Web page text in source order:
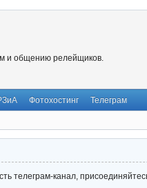
и общению релейщиков.
Фотохостинг Телеграм
телеграм-канал,